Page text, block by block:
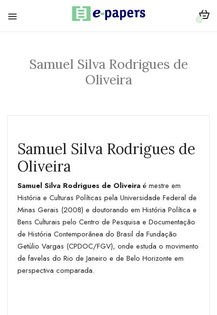
0
Samuel Silva Rodrigues de
Oliveira
Samuel Silva Rodrigues de
Oliveira
Samuel Silva Rodrigues de Oliveira é mestre em
História e Culturas Políticas pela Universidade Federal de
Minas Gerais (2008) e doutorando em História Política e
Bens Culturais pelo Centro de Pesquisa e Documentação
de História Contemporânea do Brasil da Fundação
Getúlio Vargas (CPDOC/FGV), onde estuda o movimento
de favelas do Rio de Janeiro e de Belo Horizonte em
perspectiva comparada.